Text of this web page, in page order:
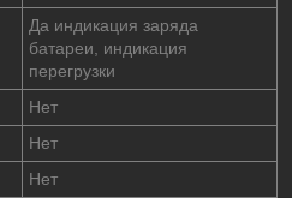
Да индикация заряда
батареи, индикация
перегрузки
Нет
Нет
Нет